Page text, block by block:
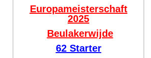
Europameisterschaft
2025
Beulakerwijde
62 Starter